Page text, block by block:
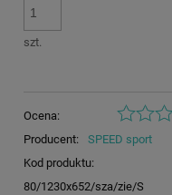
szt.
Ocena:
Producent:
SPEED sport
Kod produktu:
80/1230x652/sza/zie/S